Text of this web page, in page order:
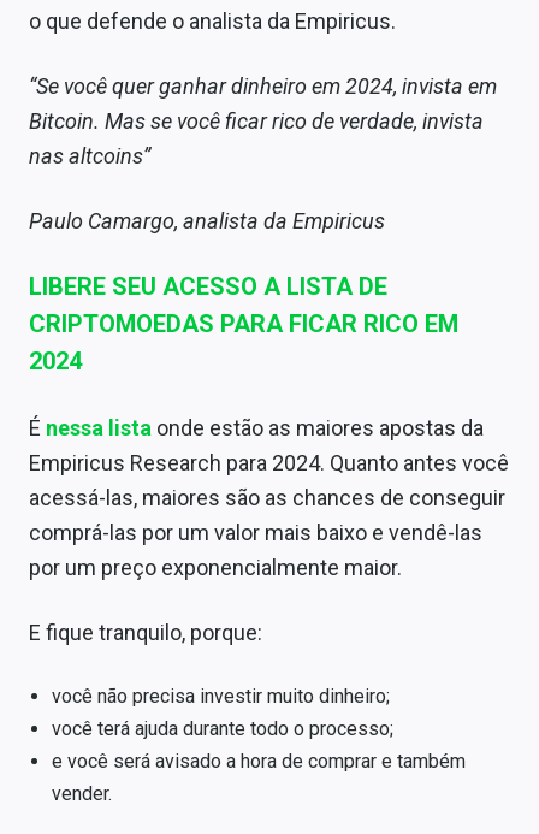
o que defende o analista da Empiricus.
“Se você quer ganhar dinheiro em 2024, invista em
Bitcoin. Mas se você ficar rico de verdade, invista
nas altcoins”
Paulo Camargo, analista da Empiricus
LIBERE SEU ACESSO A LISTA DE
CRIPTOMOEDAS PARA FICAR RICO EM
2024
É nessa lista onde estão as maiores apostas da
Empiricus Research para 2024. Quanto antes você
acessá-las, maiores são as chances de conseguir
comprá-las por um valor mais baixo e vendê-las
por um preço exponencialmente maior.
E fique tranquilo, porque:
você não precisa investir muito dinheiro;
você terá ajuda durante todo o processo;
e você será avisado a hora de comprar e também
vender.